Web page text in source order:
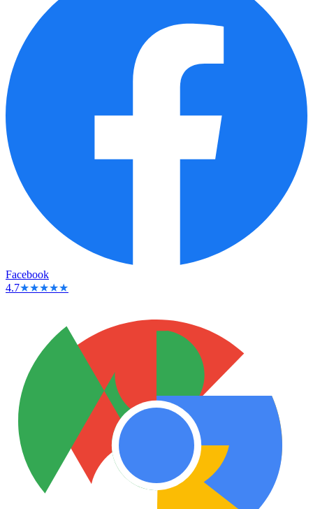
Facebook
4.7★★★★★